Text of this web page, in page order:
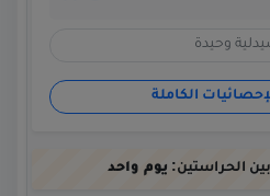
وحيدة
الكاملة
الحراستين: يوم واحد